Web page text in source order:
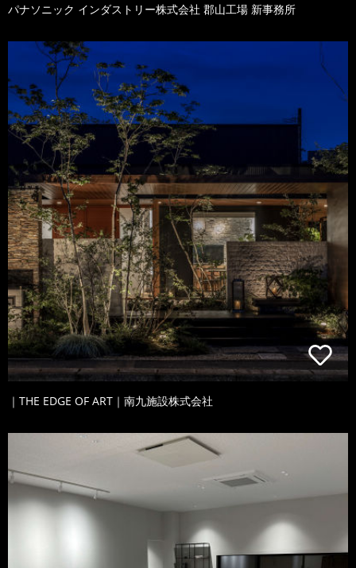
パナソニック インダストリー株式会社 郡山工場 新事務所
｜THE EDGE OF ART｜南九施設株式会社